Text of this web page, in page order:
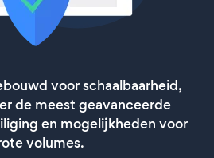
voor schaalbaarheid,
de meest geavanceerde
en mogelijkheden voor
volumes.